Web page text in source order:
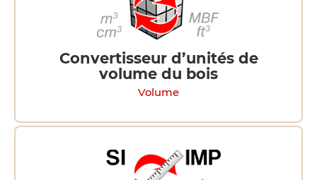
Convertisseur d’unités de
volume du bois
Volume